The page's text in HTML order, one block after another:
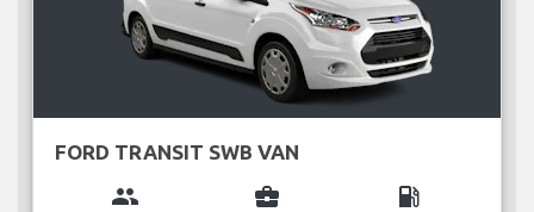
FORD TRANSIT SWB VAN
group business_center local_gas_station